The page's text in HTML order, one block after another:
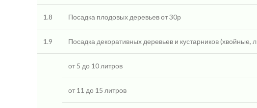
1.8 Посадка плодовых деревьев от 30р
1.9 Посадка декоративных деревьев и кустарников
от 5 до 10 литров
от 11 до 15 литров